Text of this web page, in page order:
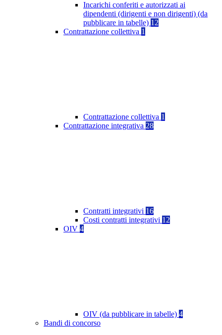
Incarichi conferiti e autorizzati ai
dipendenti (dirigenti e non dirigenti) (da
pubblicare in tabelle) 12
Contrattazione collettiva 1
Contrattazione collettiva 1
Contrattazione integrativa 28
Contratti integrativi 16
Costi contratti integrativi 12
OIV 4
OIV (da pubblicare in tabelle) 4
Bandi di concorso